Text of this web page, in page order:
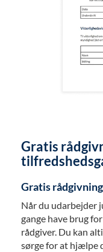
Gratis
Gratis rådgivning
Når du udarbejder
gange have brug
rådgiver. Du kan
sørge for at hjælpe